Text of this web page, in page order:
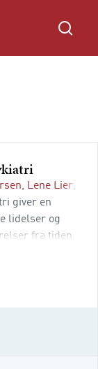
, Lene Lier,
giver en
lidelser og
fra tiden